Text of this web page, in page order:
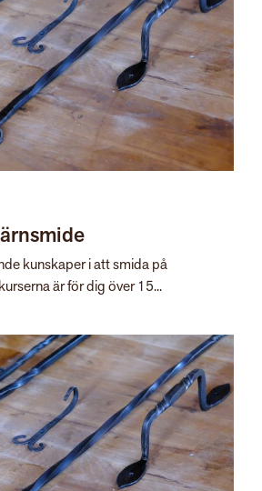
kunskaper i att smida på
är för dig över 15...